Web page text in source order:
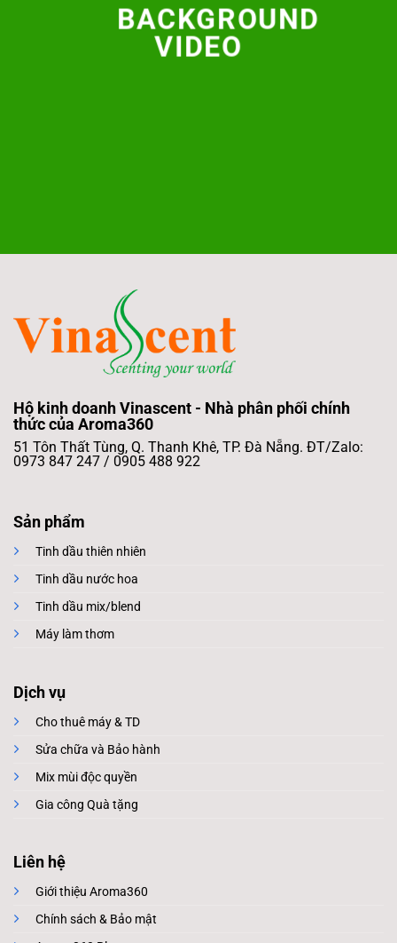
BACKGROUND
VIDEO
Hộ kinh doanh Vinascent - Nhà phân phối chính
thức của Aroma360
51 Tôn Thất Tùng, Q. Thanh Khê, TP. Đà Nẵng. ĐT/Zalo:
0973 847 247 / 0905 488 922
Sản phẩm
Tinh dầu thiên nhiên
Tinh dầu nước hoa
Tinh dầu mix/blend
Máy làm thơm
Dịch vụ
Cho thuê máy & TD
Sửa chữa và Bảo hành
Mix mùi độc quyền
Gia công Quà tặng
Liên hệ
Giới thiệu Aroma360
Chính sách & Bảo mật